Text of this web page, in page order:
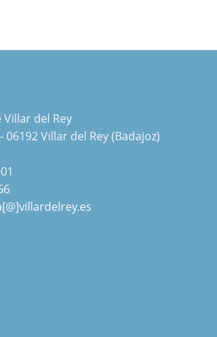
del Rey
06192 Villar del Rey (Badajoz)